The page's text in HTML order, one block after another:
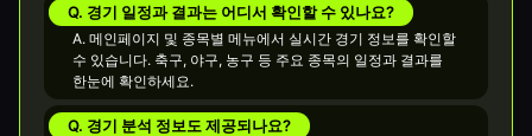
Q. 경기 일정과 결과는 어디서 확인할 수 있나요?
A. 메인페이지 및 종목별 메뉴에서 실시간 경기 정보를 확인할
수 있습니다. 축구, 야구, 농구 등 주요 종목의 일정과 결과를
한눈에 확인하세요.
Q. 경기 분석 정보도 제공되나요?